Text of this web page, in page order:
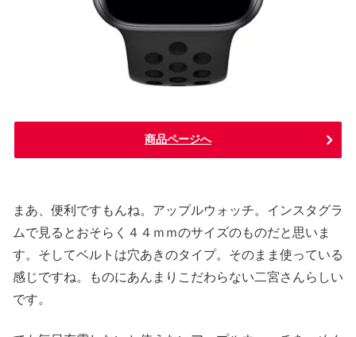
商品ページへ
まあ、便利ですもんね。アップルウォッチ。インスタグラ
ムで見るとおそらく４４ｍｍのサイズのものだと思いま
す。そしてベルトは穴あきのタイプ。そのまま使っている
感じですね。ものにあんまりこだわらない二宮さんらしい
です。